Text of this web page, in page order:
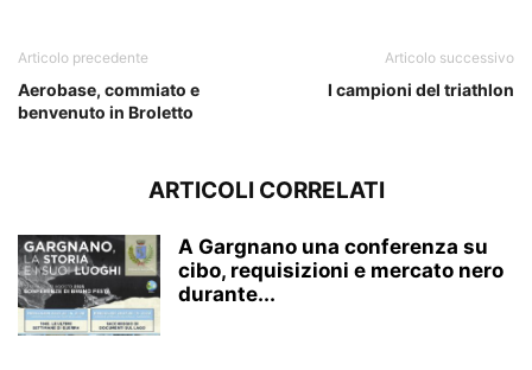
Articolo precedente
Aerobase, commiato e
benvenuto in Broletto
Articolo successivo
I campioni del triathlon
ARTICOLI CORRELATI
A Gargnano una conferenza su
cibo, requisizioni e mercato nero
durante...